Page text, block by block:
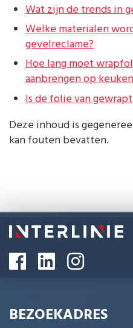
Wat zijn de trends in
Welke materialen
gevelreclame?
Hoe lang moet
aanbrengen op
Is de folie van
Deze inhoud is
kan fouten bevatten.
BEZOEKADRES